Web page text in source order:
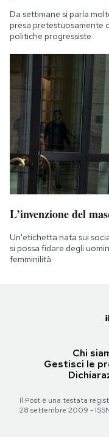
Da settimane si parla
presa pretestuosamente
politiche progressiste
L’invenzione del
Un'etichetta nata sui
si possa fidare degli
femminilità
Chi
Gestisci le
Il Post è una testata
28 settembre 2009 -